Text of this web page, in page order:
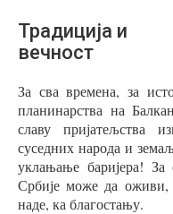
Традиција и
вечност
За сва времена, за
планинарства на
славу пријатељства
суседних народа и
уклањање баријера!
Србије може да оживи,
наде, ка благостању.